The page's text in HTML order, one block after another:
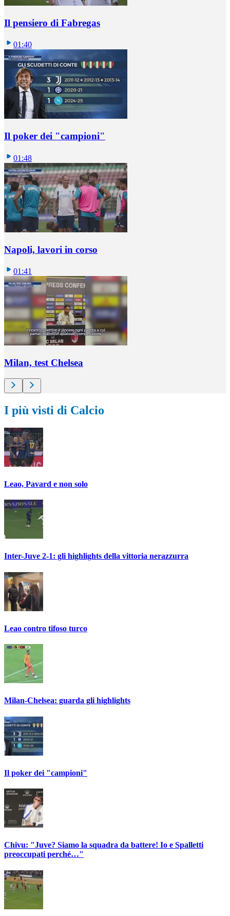
Il pensiero di Fabregas
01:40
Il poker dei "campioni"
01:48
Napoli, lavori in corso
01:41
Milan, test Chelsea
I più visti di Calcio
Leao, Pavard e non solo
Inter-Juve 2-1: gli highlights della vittoria nerazzurra
Leao contro tifoso turco
Milan-Chelsea: guarda gli highlights
Il poker dei "campioni"
Chivu: "Juve? Siamo la squadra da battere! Io e Spalletti
preoccupati perché…"